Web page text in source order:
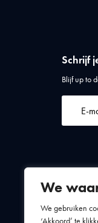
We
We gebruiken
‘Akkoord’ te
Schrijf
Blijf up to